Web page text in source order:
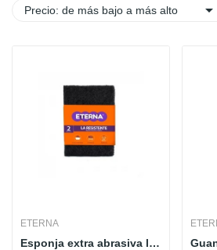
Precio: de más bajo a más alto 
ETERNA
Esponja extra abrasiva la resistente eterna paq...